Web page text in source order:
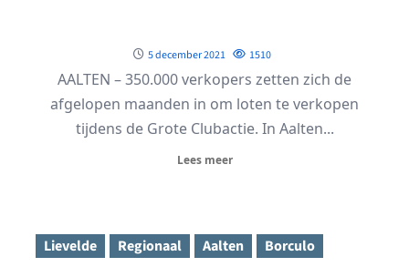
5 december 2021 1510
AALTEN – 350.000 verkopers zetten zich de
afgelopen maanden in om loten te verkopen
tijdens de Grote Clubactie. In Aalten...
Lees meer
Lievelde Regionaal Aalten Borculo